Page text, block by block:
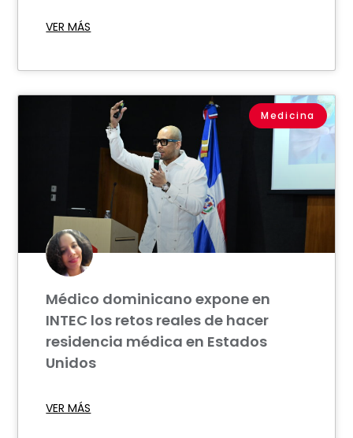
VER MÁS
Medicina
Médico dominicano expone en
INTEC los retos reales de hacer
residencia médica en Estados
Unidos
VER MÁS